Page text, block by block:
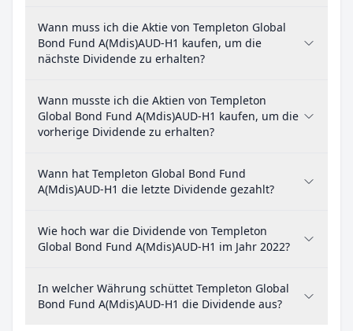
Wann muss ich die Aktie von Templeton Global
Bond Fund A(Mdis)AUD-H1 kaufen, um die
nächste Dividende zu erhalten?
Wann musste ich die Aktien von Templeton
Global Bond Fund A(Mdis)AUD-H1 kaufen, um die
vorherige Dividende zu erhalten?
Wann hat Templeton Global Bond Fund
A(Mdis)AUD-H1 die letzte Dividende gezahlt?
Wie hoch war die Dividende von Templeton
Global Bond Fund A(Mdis)AUD-H1 im Jahr 2022?
In welcher Währung schüttet Templeton Global
Bond Fund A(Mdis)AUD-H1 die Dividende aus?